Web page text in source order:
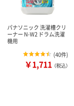
パナソニック 洗濯槽クリ
ーナー N-W2 ドラム洗濯
機用
(40件)
￥1,711 （税込）